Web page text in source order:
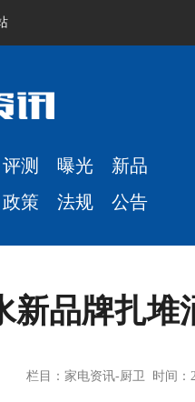
评测 曝光
新品
政策 法规 公告
新品牌扎堆
栏目：家电资讯-厨卫 时间：